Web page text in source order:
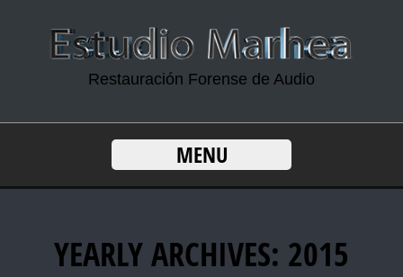
Restauración Forense de Audio
MENU
YEARLY ARCHIVES: 2015